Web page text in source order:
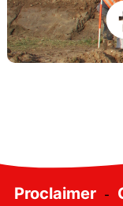
Proclaimer